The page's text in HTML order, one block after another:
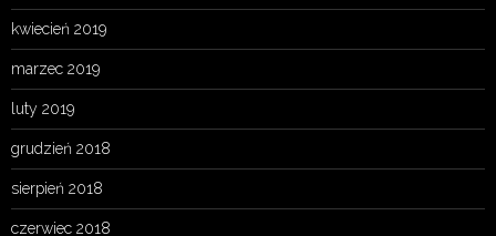
kwiecień 2019
marzec 2019
luty 2019
grudzień 2018
sierpień 2018
czerwiec 2018